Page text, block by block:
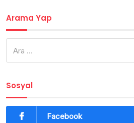
Arama Yap
Sosyal
Facebook